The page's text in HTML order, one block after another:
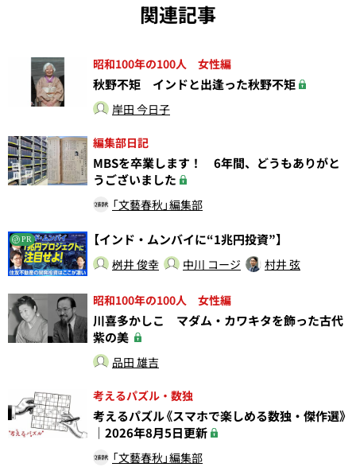
関連記事
昭和100年の100人 女性編
秋野不矩 インドと出逢った秋野不矩
岸田 今日子
編集部日記
MBSを卒業します！ 6年間、どうもありがと
うございました
「文藝春秋」編集部
PR 【インド・ムンバイに“1兆円投資”】
桝井 俊幸 中川 コージ 村井 弦
昭和100年の100人 女性編
川喜多かしこ マダム・カワキタを飾った古代
紫の美
品田 雄吉
考えるパズル・数独
考えるパズル《スマホで楽しめる数独・傑作選》
｜2026年8月5日更新
「文藝春秋」編集部